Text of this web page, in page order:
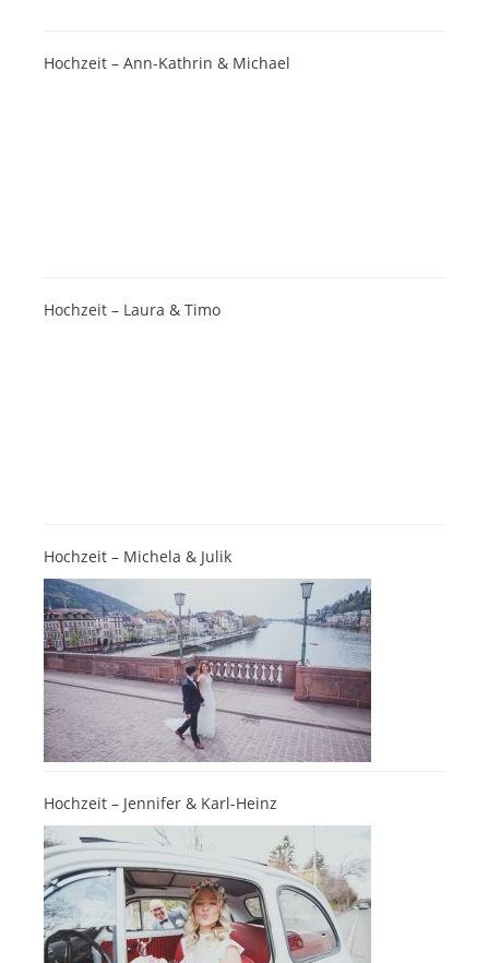
Hochzeit – Ann-Kathrin & Michael
Hochzeit – Laura & Timo
Hochzeit – Michela & Julik
Hochzeit – Jennifer & Karl-Heinz